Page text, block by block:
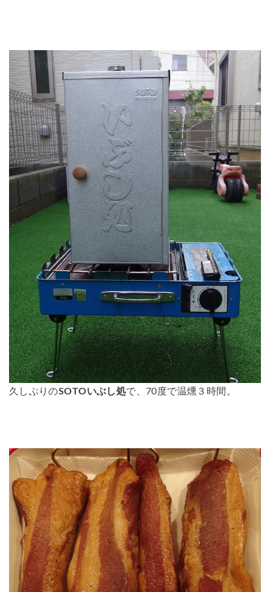
久しぶりのSOTOいぶし処で、70度で温燻３時間。